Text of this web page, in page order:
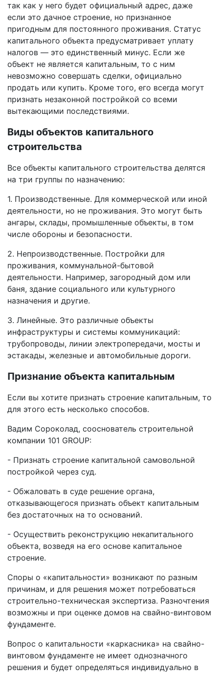
так как у него будет официальный адрес, даже
если это дачное строение, но признанное
пригодным для постоянного проживания. Статус
капитального объекта предусматривает уплату
налогов — это единственный минус. Если же
объект не является капитальным, то с ним
невозможно совершать сделки, официально
продать или купить. Кроме того, его всегда могут
признать незаконной постройкой со всеми
вытекающими последствиями.
Виды объектов капитального
строительства
Все объекты капитального строительства делятся
на три группы по назначению:
1. Производственные. Для коммерческой или иной
деятельности, но не проживания. Это могут быть
ангары, склады, промышленные объекты, в том
числе обороны и безопасности.
2. Непроизводственные. Постройки для
проживания, коммунальной-бытовой
деятельности. Например, загородный дом или
баня, здание социального или культурного
назначения и другие.
3. Линейные. Это различные объекты
инфраструктуры и системы коммуникаций:
трубопроводы, линии электропередачи, мосты и
эстакады, железные и автомобильные дороги.
Признание объекта капитальным
Если вы хотите признать строение капитальным, то
для этого есть несколько способов.
Вадим Сороколад, сооснователь строительной
компании 101 GROUP:
- Признать строение капитальной самовольной
постройкой через суд.
- Обжаловать в суде решение органа,
отказывающегося признать объект капитальным
без достаточных на то оснований.
- Осуществить реконструкцию некапитального
объекта, возведя на его основе капитальное
строение.
Споры о «капитальности» возникают по разным
причинам, и для решения может потребоваться
строительно-техническая экспертиза. Разночтения
возможны и при оценке домов на свайно-винтовом
фундаменте.
Вопрос о капитальности «каркасника» на свайно-
винтовом фундаменте не имеет однозначного
решения и будет определяться индивидуально в